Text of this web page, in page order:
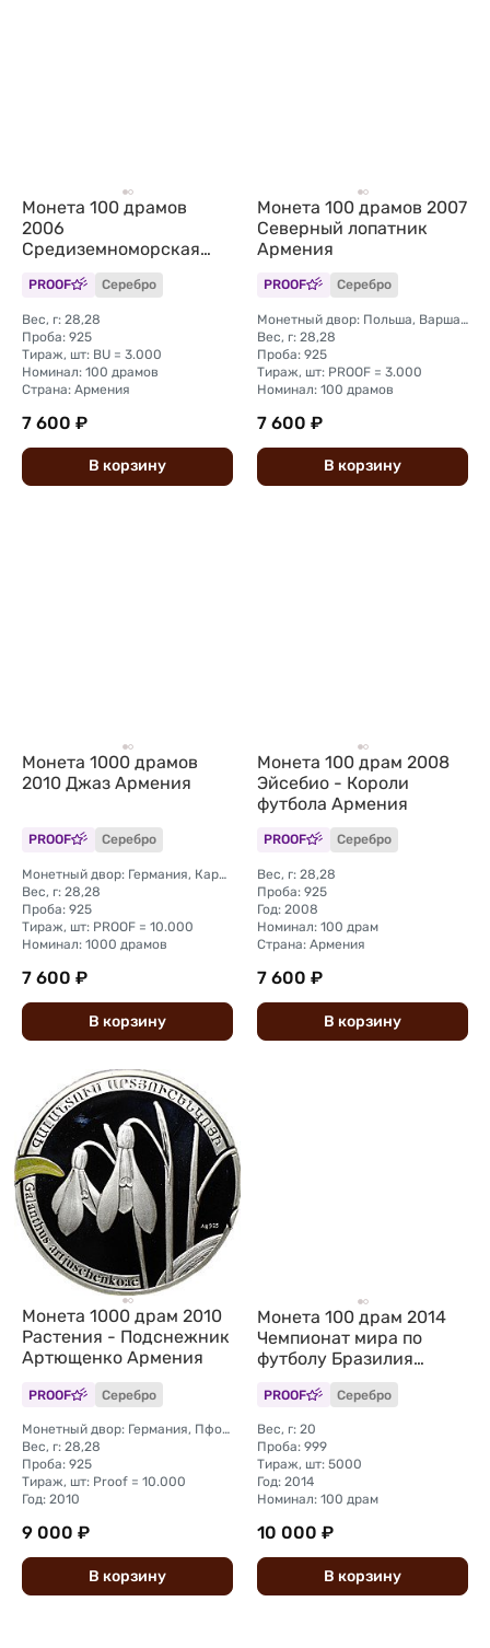
Монета 100 драмов
2006
Средиземноморская
черепаха Армения
PROOF Серебро
Вес, г: 28,28
Проба: 925
Тираж, шт: BU = 3.000
Номинал: 100 драмов
Страна: Армения
7 600 ₽
В корзину
Монета 100 драмов 2007
Северный лопатник
Армения
PROOF Серебро
Монетный двор: Польша, Варшава
Вес, г: 28,28
Проба: 925
Тираж, шт: PROOF = 3.000
Номинал: 100 драмов
7 600 ₽
В корзину
Монета 1000 драмов
2010 Джаз Армения
PROOF Серебро
Монетный двор: Германия, Карлсфельд
Вес, г: 28,28
Проба: 925
Тираж, шт: PROOF = 10.000
Номинал: 1000 драмов
7 600 ₽
В корзину
Монета 100 драм 2008
Эйсебио - Короли
футбола Армения
PROOF Серебро
Вес, г: 28,28
Проба: 925
Год: 2008
Номинал: 100 драм
Страна: Армения
7 600 ₽
В корзину
Монета 1000 драм 2010
Растения - Подснежник
Артющенко Армения
PROOF Серебро
Монетный двор: Германия, Пфорцхайм (BH Mayer Mint)
Вес, г: 28,28
Проба: 925
Тираж, шт: Proof = 10.000
Год: 2010
9 000 ₽
В корзину
Монета 100 драм 2014
Чемпионат мира по
футболу Бразилия
Армения
PROOF Серебро
Вес, г: 20
Проба: 999
Тираж, шт: 5000
Год: 2014
Номинал: 100 драм
10 000 ₽
В корзину